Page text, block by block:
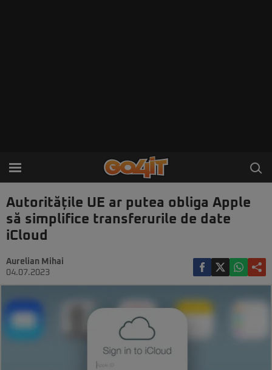
Autoritățile UE ar putea obliga Apple
să simplifice transferurile de date
iCloud
Aurelian Mihai
04.07.2023